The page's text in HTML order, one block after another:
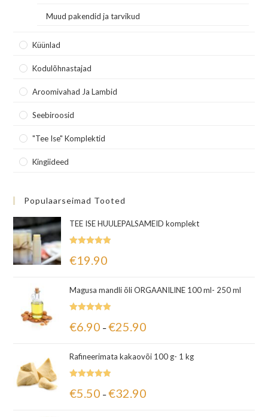
Muud pakendid ja tarvikud
Küünlad
Kodulõhnastajad
Aroomivahad Ja Lambid
Seebiroosid
"Tee Ise" Komplektid
Kingiideed
Populaarseimad Tooted
TEE ISE HUULEPALSAMEID komplekt
5.00 / 5
€19.90
Magusa mandli õli ORGAANILINE 100 ml- 250 ml
5.00/ 5
€6.90 – €25.90
Rafineerimata kakaovõi 100 g- 1 kg
5.00 / 5
€5.50 – €32.90